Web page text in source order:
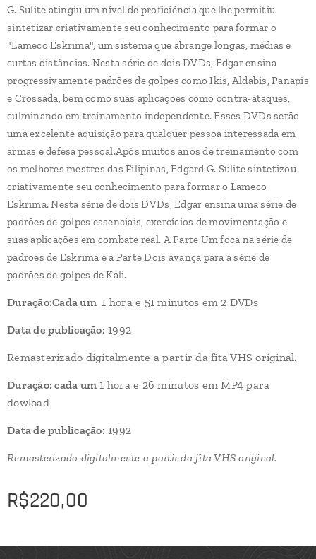
G. Sulite atingiu um nível de proficiência que lhe permitiu
sintetizar criativamente seu conhecimento para formar o
"Lameco Eskrima", um sistema que abrange longas, médias e
curtas distâncias. Nesta série de dois DVDs, Edgar ensina
progressivamente padrões de golpes como Ikis, Aldabis, Panapis
e Crossada, bem como suas aplicações como contra-ataques,
culminando em treinamento independente. Esses DVDs serão
uma excelente aquisição para qualquer pessoa interessada em
armas e defesa pessoal.Após muitos anos de treinamento com
os melhores mestres das Filipinas, Edgard G. Sulite sintetizou
criativamente seu conhecimento para formar o Lameco
Eskrima. Nesta série de dois DVDs, Edgar ensina uma série de
padrões de golpes essenciais, exercícios de movimentação e
suas aplicações em combate real. A Parte Um foca na série de
padrões de Eskrima e a Parte Dois avança para a série de
padrões de golpes de Kali.
Duração:Cada um 1 hora e 51 minutos em 2 DVDs
Data de publicação: 1992
Remasterizado digitalmente a partir da fita VHS original.
Duração: cada um 1 hora e 26 minutos em MP4 para
dowload
Data de publicação: 1992
Remasterizado digitalmente a partir da fita VHS original.
R$220,00